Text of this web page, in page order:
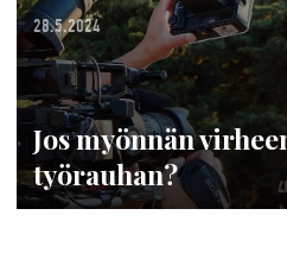
28.5.2024
Jos myönnän
työrauhan?